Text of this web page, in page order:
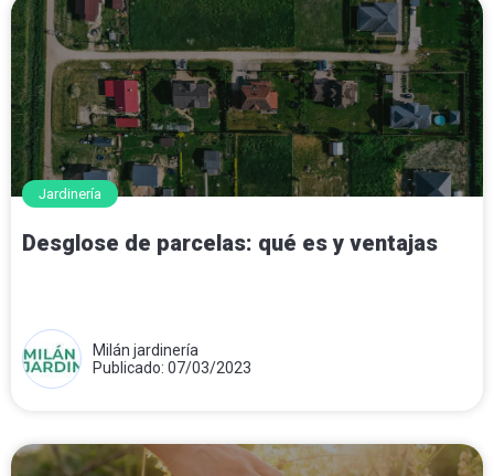
Jardinería
Desglose de parcelas: qué es y ventajas
Milán jardinería
Publicado: 07/03/2023